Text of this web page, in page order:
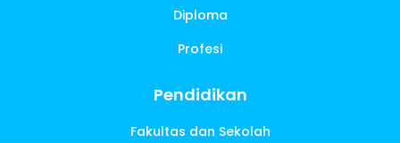
Diploma
Profesi
Pendidikan
Fakultas dan Sekolah